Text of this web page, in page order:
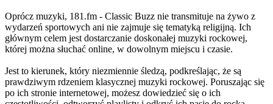
Oprócz muzyki, 181.fm - Classic Buzz nie transmituje na żywo z
wydarzeń sportowych ani nie zajmuje się tematyką religijną. Ich
głównym celem jest dostarczanie doskonałej muzyki rockowej,
której można słuchać online, w dowolnym miejscu i czasie.
Jest to kierunek, który niezmiennie śledzą, podkreślając, że są
prawdziwym rdzeniem klasycznej muzyki rockowej. Poruszając się
po ich stronie internetowej, możesz dowiedzieć się o ich